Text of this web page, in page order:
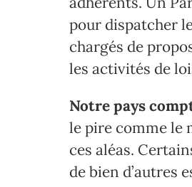
pour dispatcher
chargés de
les activités de
Notre pays
le pire comme le
ces aléas.
de bien d’autres